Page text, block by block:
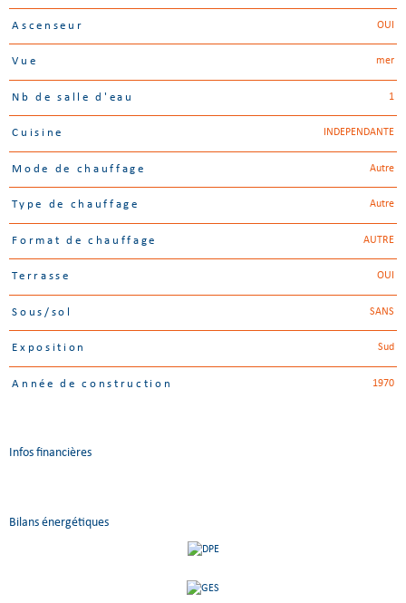
Ascenseur OUI
Vue mer
Nb de salle d'eau 1
Cuisine INDEPENDANTE
Mode de chauffage Autre
Type de chauffage Autre
Format de chauffage AUTRE
Terrasse OUI
Sous/sol SANS
Exposition Sud
Année de construction 1970
Infos financières
Bilans énergétiques